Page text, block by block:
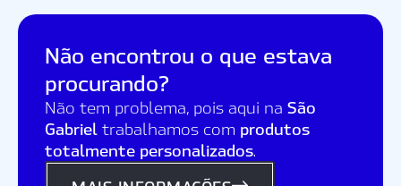
Não encontrou o que estava
procurando?
Não tem problema, pois aqui na São
Gabriel trabalhamos com produtos
totalmente personalizados.